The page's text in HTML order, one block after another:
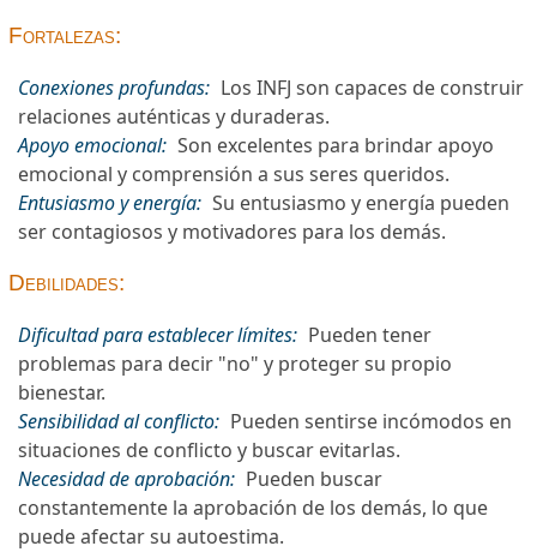
Fortalezas:
Conexiones profundas: Los INFJ son capaces de construir
relaciones auténticas y duraderas.
Apoyo emocional: Son excelentes para brindar apoyo
emocional y comprensión a sus seres queridos.
Entusiasmo y energía: Su entusiasmo y energía pueden
ser contagiosos y motivadores para los demás.
Debilidades:
Dificultad para establecer límites: Pueden tener
problemas para decir "no" y proteger su propio
bienestar.
Sensibilidad al conflicto: Pueden sentirse incómodos en
situaciones de conflicto y buscar evitarlas.
Necesidad de aprobación: Pueden buscar
constantemente la aprobación de los demás, lo que
puede afectar su autoestima.